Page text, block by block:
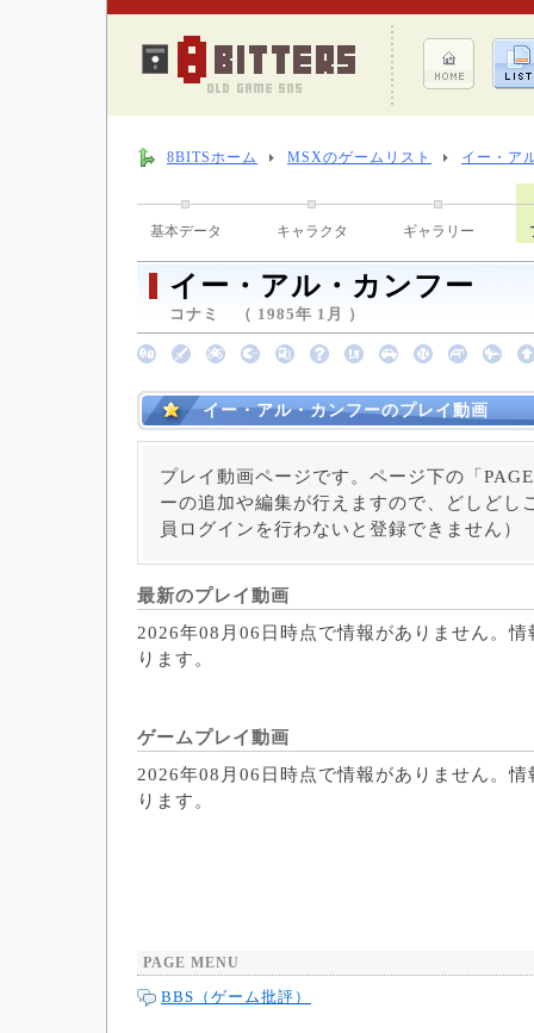
8BITSホーム MSXのゲームリスト イー・ア
基本データ キャラクタ ギャラリー
イー・アル・カンフー
コナミ （ 1985年 1月 ）
イー・アル・カンフーのプレイ動画
プレイ動画ページです。ページ下の「
ーの追加や編集が行えますので、どしどし
員ログインを行わないと登録できません）
最新のプレイ動画
2026年08月06日時点で情報がありません。
ります。
ゲームプレイ動画
2026年08月06日時点で情報がありません。
ります。
PAGE MENU
BBS（ゲーム批評）